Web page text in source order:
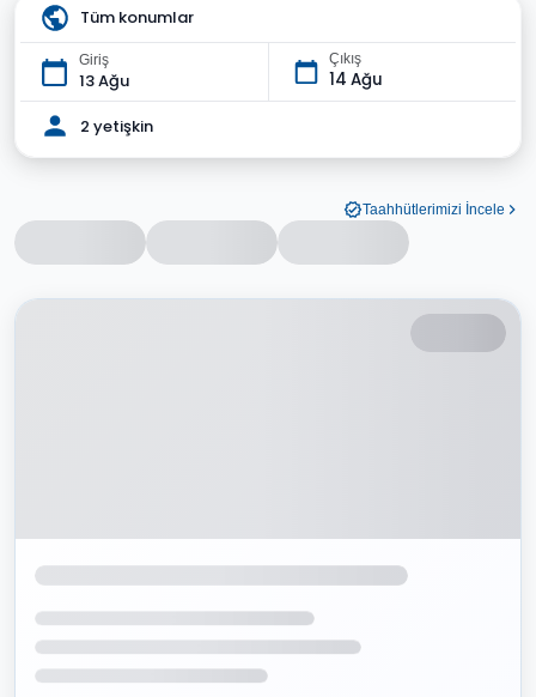
Tüm konumlar
Giriş
13 Ağu
Çıkış
14 Ağu
2 yetişkin
Taahhütlerimizi İncele